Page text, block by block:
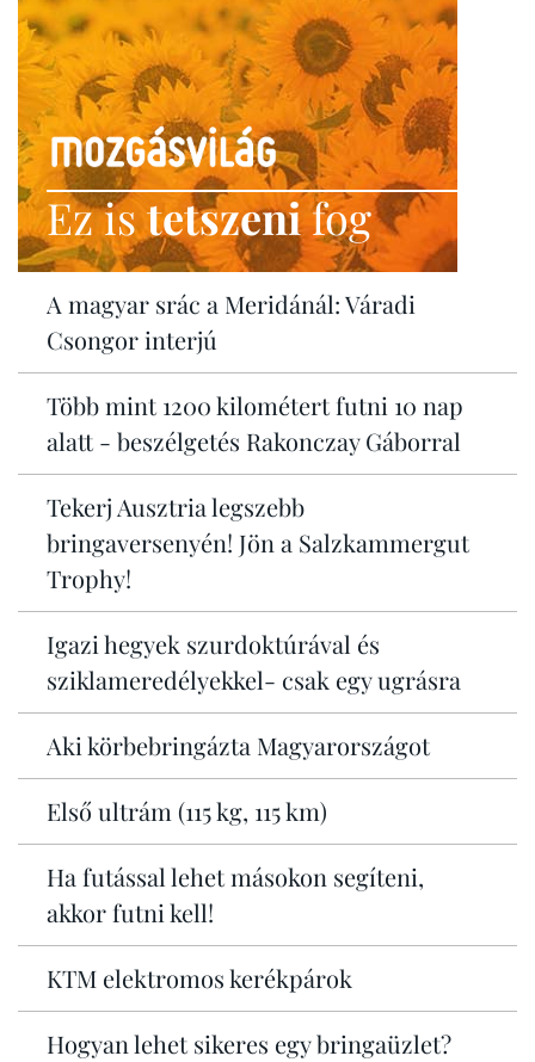
Ez istetszenifog
A magyar srác a Meridánál: Váradi
Csongor interjú
Több mint 1200 kilométert futni 10 nap
alatt - beszélgetés Rakonczay Gáborral
Tekerj Ausztria legszebb
bringaversenyén! Jön a Salzkammergut
Trophy!
Igazi hegyek szurdoktúrával és
sziklameredélyekkel- csak egy ugrásra
Aki körbebringázta Magyarországot
Első ultrám (115 kg, 115 km)
Ha futással lehet másokon segíteni,
akkor futni kell!
KTM elektromos kerékpárok
Hogyan lehet sikeres egy bringaüzlet?